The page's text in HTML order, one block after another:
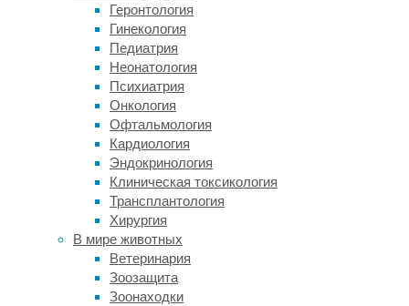
Геронтология
Гинекология
Педиатрия
Неонатология
Психиатрия
Онкология
Офтальмология
Кардиология
Эндокринология
Клиническая токсикология
Трансплантология
Хирургия
В мире животных
Ветеринария
Зоозащита
Зоонаходки
приводит
чрезмерное
увлечение
каким-
то
из
видов
онлайн-
активности.
Так,
ранее
сообщалось,
что
зависимость
от
социальных